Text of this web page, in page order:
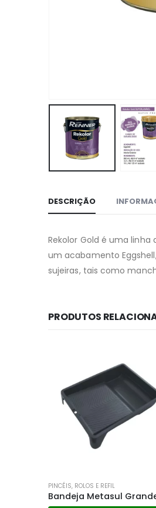
DESCRIÇÃO
Rekolor Gold é uma
um acabamento
sujeiras, tais como
PRODUTOS
PINCÉIS, ROLOS E REFIL